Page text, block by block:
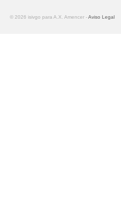
© 2026 isivgo para A.X. Amencer -Aviso Legal